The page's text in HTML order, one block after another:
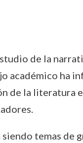
de la
académico ha
de la literatura
temas de